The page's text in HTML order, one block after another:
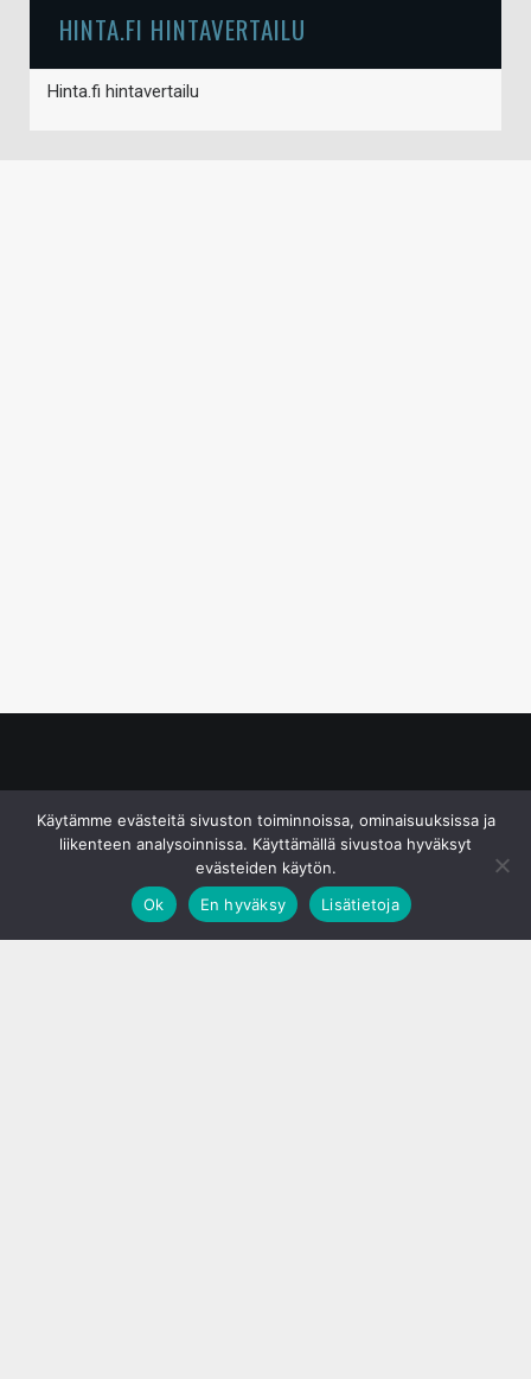
HINTA.FI HINTAVERTAILU
Hinta.fi hintavertailu
Käytämme evästeitä sivuston toiminnoissa, ominaisuuksissa ja
liikenteen analysoinnissa. Käyttämällä sivustoa hyväksyt
evästeiden käytön.
Ok
En hyväksy Lisätietoja